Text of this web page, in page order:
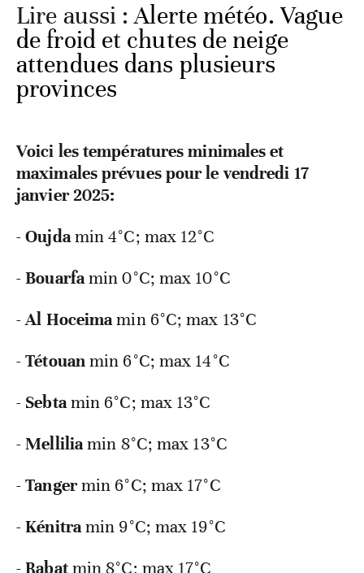
Lire aussi :Alerte météo. Vague
de froid et chutes de neige
attendues dans plusieurs
provinces
Voici les températures minimales et
maximales prévues pour le vendredi 17
janvier 2025:
-Oujdamin 4°C; max 12°C
-Bouarfamin 0°C; max 10°C
-Al Hoceimamin 6°C; max 13°C
-Tétouanmin 6°C; max 14°C
- Sebtamin 6°C; max 13°C
-Melliliamin 8°C; max 13°C
-Tangermin 6°C; max 17°C
-Kénitramin 9°C; max 19°C
-Rabatmin 8°C; max 17°C